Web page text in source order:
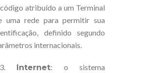
atribuído a um Terminal
uma rede para permitir sua
definido segundo
internacionais.
Internet: o sistema